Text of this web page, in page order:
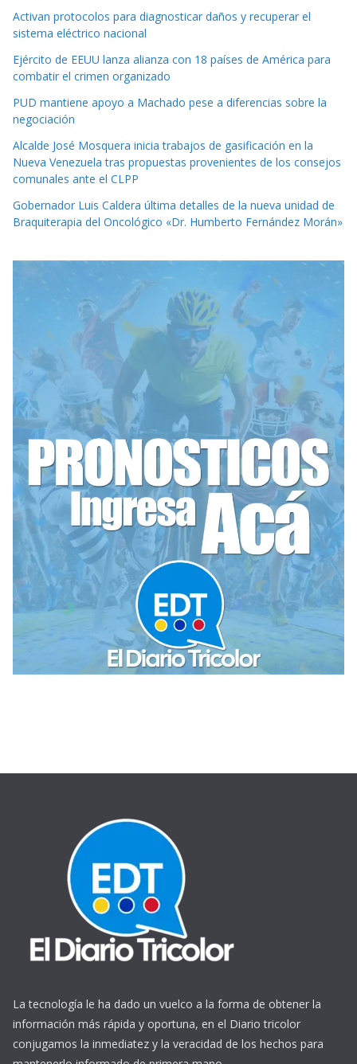
Activan protocolos para diagnosticar daños y recuperar el
sistema eléctrico nacional
Ejército de EEUU lanza alianza con 18 países de América para
combatir el crimen organizado
PUD mantiene apoyo a Machado pese a diferencias sobre la
negociación
Alcalde José Mosquera inicia trabajos de gasificación en la
Nueva Venezuela tras propuestas provenientes de los consejos
comunales ante el CLPP
Gobernador Luis Caldera última detalles de la nueva unidad de
Braquiterapia del Oncológico «Dr. Humberto Fernández Morán»
La tecnología le ha dado un vuelco a la forma de obtener la
información más rápida y oportuna, en el Diario tricolor
conjugamos la inmediatez y la veracidad de los hechos para